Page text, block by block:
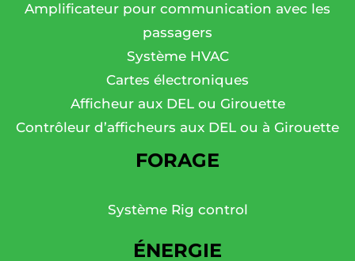
Amplificateur pour communication avec les
passagers
Système HVAC
Cartes électroniques
Afficheur aux DEL ou Girouette
Contrôleur d’afficheurs aux DEL ou à Girouette
FORAGE
Système Rig control
ÉNERGIE